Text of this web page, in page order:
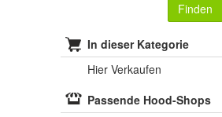
Finden
In dieser Kategorie
Hier Verkaufen
Passende Hood-Shops